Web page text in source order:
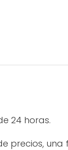
24 horas.
precios,